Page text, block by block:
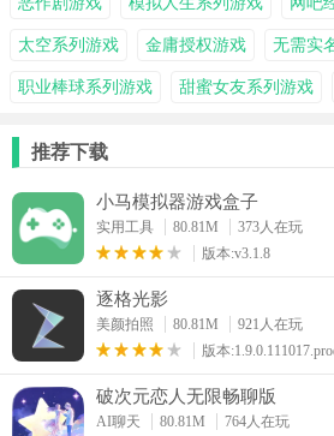
太空系列游戏 金庸授权游戏 无需实
职业棒球系列游戏 甜蜜女友系列游戏
推荐下载
小马模拟器游戏盒子
实用工具 80.81M
373人在玩
版本:v3.1.8
逐格光影
美颜拍照 80.81M
921人在玩
版本
破次元恋人无限畅聊版
AI聊天 80.81M
764人在玩